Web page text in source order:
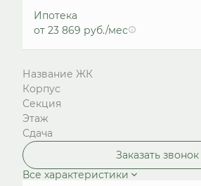
Ипотека
от 23 869 руб./мес
Название ЖК
Корпус
Секция
Этаж
Сдача
Заказать звонок
Все характеристики